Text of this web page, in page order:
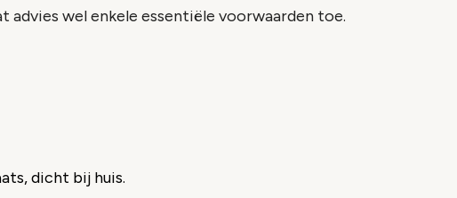
advies wel enkele essentiële voorwaarden toe.
dicht bij huis.